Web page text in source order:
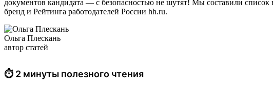
документов кандидата — с безопасностью не шутят! Мы составили
бренд и Рейтинга работодателей России hh.ru.
Ольга Плескань
автор статей
⏱ 2 минуты полезного чтения